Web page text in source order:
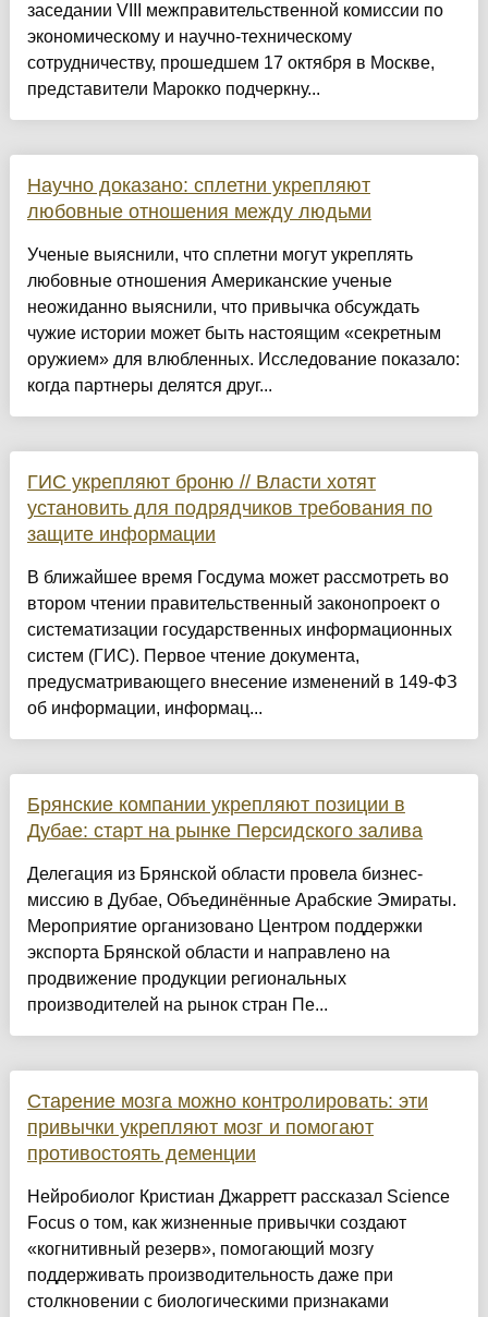
заседании VIII межправительственной комиссии по
экономическому и научно-техническому
сотрудничеству, прошедшем 17 октября в Москве,
представители Марокко подчеркну...
Научно доказано: сплетни укрепляют
любовные отношения между людьми
Ученые выяснили, что сплетни могут укреплять
любовные отношения Американские ученые
неожиданно выяснили, что привычка обсуждать
чужие истории может быть настоящим «секретным
оружием» для влюбленных. Исследование показало:
когда партнеры делятся друг...
ГИС укрепляют броню // Власти хотят
установить для подрядчиков требования по
защите информации
В ближайшее время Госдума может рассмотреть во
втором чтении правительственный законопроект о
систематизации государственных информационных
систем (ГИС). Первое чтение документа,
предусматривающего внесение изменений в 149-ФЗ
об информации, информац...
Брянские компании укрепляют позиции в
Дубае: старт на рынке Персидского залива
Делегация из Брянской области провела бизнес-
миссию в Дубае, Объединённые Арабские Эмираты.
Мероприятие организовано Центром поддержки
экспорта Брянской области и направлено на
продвижение продукции региональных
производителей на рынок стран Пе...
Старение мозга можно контролировать: эти
привычки укрепляют мозг и помогают
противостоять деменции
Нейробиолог Кристиан Джарретт рассказал Science
Focus о том, как жизненные привычки создают
«когнитивный резерв», помогающий мозгу
поддерживать производительность даже при
столкновении с биологическими признаками